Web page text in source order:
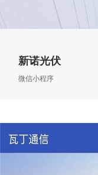
新诺光伏
微信小程序